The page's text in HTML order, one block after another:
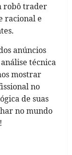
robô trader
racional e
anúncios
técnica
mostrar
no
de suas
no mundo